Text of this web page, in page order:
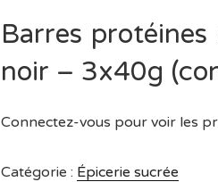
Barres
noir – 3x40g
Connectez-vous pour voir les
Catégorie : Épicerie sucrée